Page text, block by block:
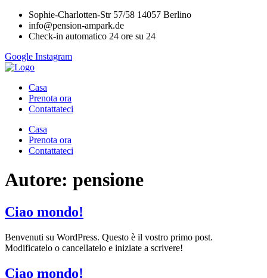
contenuto
Sophie-Charlotten-Str 57/58 14057 Berlino
info@pension-ampark.de
Check-in automatico 24 ore su 24
Google Instagram
Casa
Prenota ora
Contattateci
Casa
Prenota ora
Contattateci
Autore: pensione
Ciao mondo!
Benvenuti su WordPress. Questo è il vostro primo post.
Modificatelo o cancellatelo e iniziate a scrivere!
Ciao mondo!